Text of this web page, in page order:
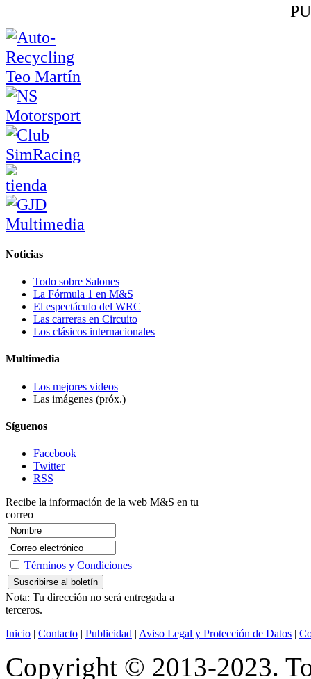
Noticias
Todo sobre Salones
La Fórmula 1 en M&S
El espectáculo del WRC
Las carreras en Circuito
Los clásicos internacionales
Multimedia
Los mejores videos
Las imágenes (próx.)
Síguenos
Facebook
Twitter
RSS
Recibe la información de la web M&S en tu
correo
Términos y Condiciones
Nota: Tu dirección no será entregada a
terceros.
Inicio | Contacto | Publicidad | Aviso Legal y Protección de Datos |
Copyright © 2013-2023.